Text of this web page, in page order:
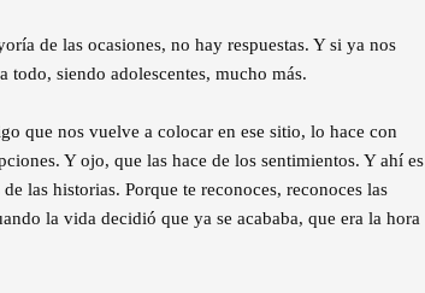
de las ocasiones, no hay respuestas. Y si ya nos
todo, siendo adolescentes, mucho más.
que nos vuelve a colocar en ese sitio, lo hace con
Y ojo, que las hace de los sentimientos. Y ahí es
las historias. Porque te reconoces, reconoces las
la vida decidió que ya se acababa, que era la hora